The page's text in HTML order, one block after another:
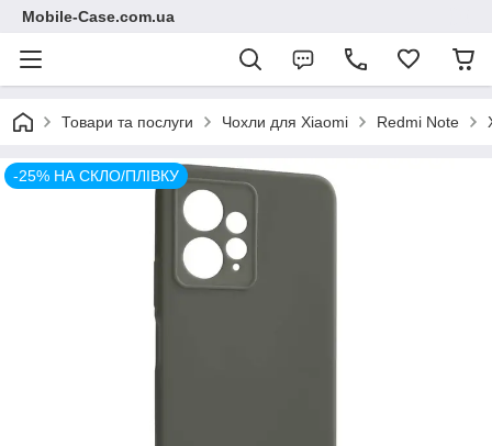
Mobile-Case.com.ua
Товари та послуги Чохли для Xiaomi Redmi Note
-25% НА СКЛО/ПЛІВКУ